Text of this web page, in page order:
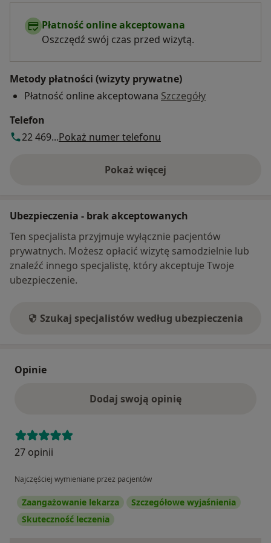
Płatność online akceptowana
Oszczędź swój czas przed wizytą.
Metody płatności (wizyty prywatne)
Płatność online akceptowana Szczegóły
Telefon
22 469...Pokaż numer telefonu
Pokaż więcej
o adresie
Ubezpieczenia - brak akceptowanych
Ten specjalista przyjmuje wyłącznie pacjentów
prywatnych. Możesz opłacić wizytę samodzielnie lub
znaleźć innego specjalistę, który akceptuje Twoje
ubezpieczenie.
Szukaj specjalistów według ubezpieczenia
Opinie
Dodaj swoją opinię
27 opinii
Najczęściej wymieniane przez pacjentów
Zaangażowanie lekarza
Szczegółowe wyjaśnienia
Skuteczność leczenia